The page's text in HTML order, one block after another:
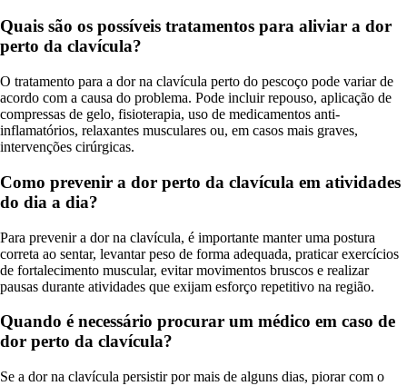
Quais são os possíveis tratamentos para aliviar a dor
perto da clavícula?
O tratamento para a dor na clavícula perto do pescoço pode variar de
acordo com a causa do problema. Pode incluir repouso, aplicação de
compressas de gelo, fisioterapia, uso de medicamentos anti-
inflamatórios, relaxantes musculares ou, em casos mais graves,
intervenções cirúrgicas.
Como prevenir a dor perto da clavícula em atividades
do dia a dia?
Para prevenir a dor na clavícula, é importante manter uma postura
correta ao sentar, levantar peso de forma adequada, praticar exercícios
de fortalecimento muscular, evitar movimentos bruscos e realizar
pausas durante atividades que exijam esforço repetitivo na região.
Quando é necessário procurar um médico em caso de
dor perto da clavícula?
Se a dor na clavícula persistir por mais de alguns dias, piorar com o